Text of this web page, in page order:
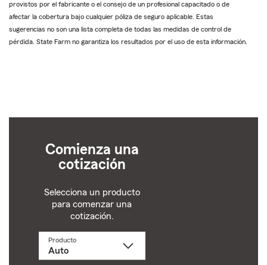
provistos por el fabricante o el consejo de un profesional capacitado o de
afectar la cobertura bajo cualquier póliza de seguro aplicable. Estas
sugerencias no son una lista completa de todas las medidas de control de
pérdida. State Farm no garantiza los resultados por el uso de esta información.
Comienza una
cotización
Selecciona un producto
para comenzar una
cotización.
ProductoSelecciona